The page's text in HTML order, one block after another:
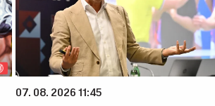
07. 08. 2026 11:45